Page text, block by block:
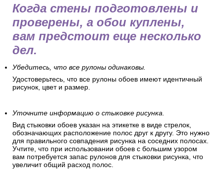
Когда стены подготовлены и
проверены, а обои куплены,
вам предстоит еще несколько
дел.
Убедитесь, что все рулоны одинаковы.
Удостоверьтесь, что все рулоны обоев имеют идентичный
рисунок, цвет и размер.
Уточните информацию о стыковке рисунка.
Вид стыковки обоев указан на этикетке в виде стрелок,
обозначающих расположение полос друг к другу. Это нужно
для правильного совпадения рисунка на соседних полосах.
Учтите, что при использовании обоев с большим узором
вам потребуется запас рулонов для стыковки рисунка, что
увеличит общий расход полос.